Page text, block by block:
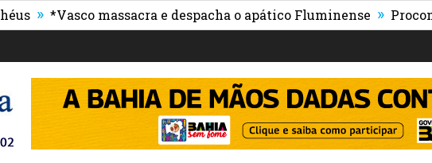
» *Vasco massacra e despacha o apático Fluminense » Procon de